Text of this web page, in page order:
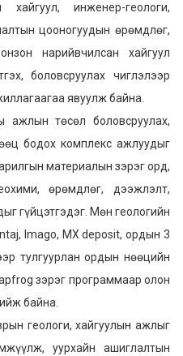
инженер-геологи,
цооногуудын өрөмдлөг,
нарийвчилсан хайгуул
боловсруулах чиглэлээр
явуулж байна.
төсөл боловсруулах,
бодох комплекс ажлуудыг
материалын зэрэг орд,
өрөмдлөг, дээжлэлт,
гүйцэтгэдэг. Мөн геологийн
Imago, MX deposit, ордын 3
тулгуурлан ордын нөөцийн
зэрэг программаар олон
байна.
геологи, хайгуулын ажлыг
уурхайн ашиглалтын